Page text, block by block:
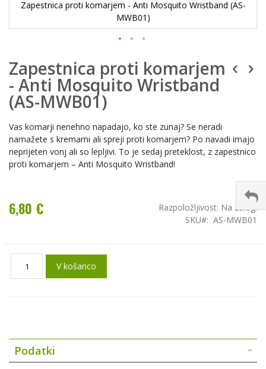
Zapestnica proti komarjem - Anti Mosquito Wristband (AS-
MWB01)
Zapestnica proti komarjem
- Anti Mosquito Wristband
(AS-MWB01)
Vas komarji nenehno napadajo, ko ste zunaj? Se neradi
namažete s kremami ali spreji proti komarjem? Po navadi imajo
neprijeten vonj ali so lepljivi. To je sedaj preteklost, z zapestnico
proti komarjem – Anti Mosquito Wristband!
6,80 € Razpoložljivost: Na zalogi
SKU
AS-MWB01
V košarico
Podatki